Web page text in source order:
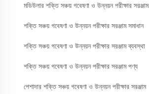
মডিউলার শক্তি সঞ্চয় গবেষণা ও উন্নয়ন পরীক্ষার সরঞ্জাম
শক্তি সঞ্চয় গবেষণা ও উন্নয়ন পরীক্ষার সরঞ্জাম সমাধান
শক্তি সঞ্চয় গবেষণা ও উন্নয়ন পরীক্ষার সরঞ্জাম ব্যবস্থা
শক্তি সঞ্চয় গবেষণা ও উন্নয়ন পরীক্ষার সরঞ্জাম পণ্য
পেশাদার শক্তি সঞ্চয় গবেষণা ও উন্নয়ন পরীক্ষার সরঞ্জাম